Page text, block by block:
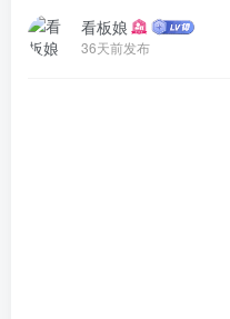
看板娘
36天前发布